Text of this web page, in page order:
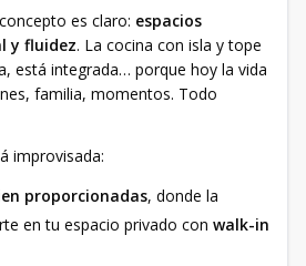
es claro: espacios
y fluidez. La cocina con isla y tope
está integrada… porque hoy la vida
familia, momentos. Todo
improvisada:
proporcionadas, donde la
en tu espacio privado con walk-in